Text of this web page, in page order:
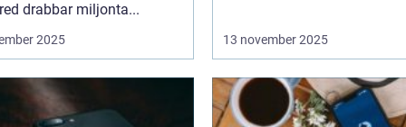
drabbar miljonta...
2025 13 november 2025